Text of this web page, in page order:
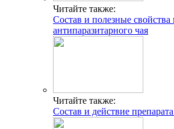
Читайте также:
Состав и полезные свойства
антипаразитарного чая
Читайте также:
Состав и действие